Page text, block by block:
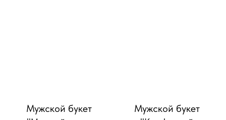
Мужской букет
Мужской букет